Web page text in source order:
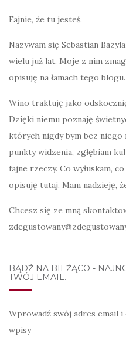
Fajnie, że tu jesteś.
Nazywam się Sebastian
wielu już lat. Moje z nim
opisuję na łamach tego blogu.
Wino traktuję jako
Dzięki niemu poznaję
których nigdy bym bez niego
punkty widzenia, zgłębiam
fajne rzeczy. Co wyłuskam,
opisuję tutaj. Mam nadzieję,
Chcesz się ze mną
BĄDŹ NA BIEŻĄCO -
TWÓJ EMAIL.
Wprowadź swój adres email
wpisy